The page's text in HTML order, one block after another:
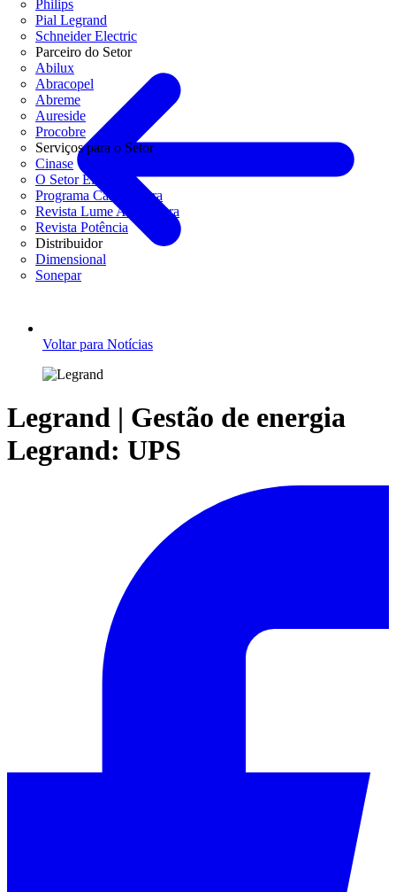
Philips
Pial Legrand
Schneider Electric
Parceiro do Setor
Abilux
Abracopel
Abreme
Aureside
Procobre
Serviços para o Setor
Cinase
O Setor Elétrico
Programa Casa Segura
Revista Lume Arquitetura
Revista Potência
Distribuidor
Dimensional
Sonepar
Voltar para Notícias
Legrand | Gestão de energia
Legrand: UPS